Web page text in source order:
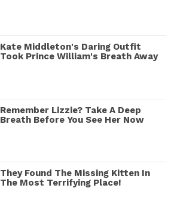
Kate Middleton's Daring Outfit
Took Prince William's Breath Away
Remember Lizzie? Take A Deep
Breath Before You See Her Now
They Found The Missing Kitten In
The Most Terrifying Place!